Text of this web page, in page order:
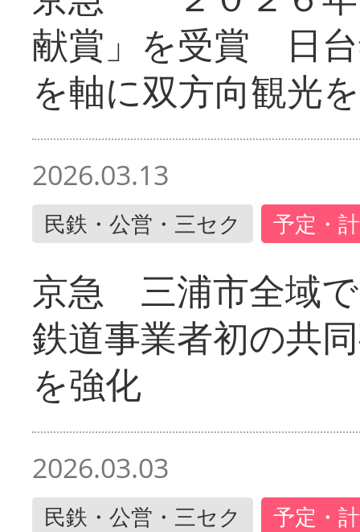
献賞」を受賞 日
を軸に双方向観光
2026.03.13
民鉄・公営・三セク 予定・
京急 三浦市全域
鉄道事業者初の共
を強化
2026.03.03
民鉄・公営・三セク 予定・